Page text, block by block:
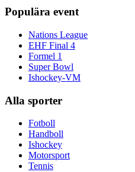
Populära event
Nations League
EHF Final 4
Formel 1
Super Bowl
Ishockey-VM
Alla sporter
Fotboll
Handboll
Ishockey
Motorsport
Tennis